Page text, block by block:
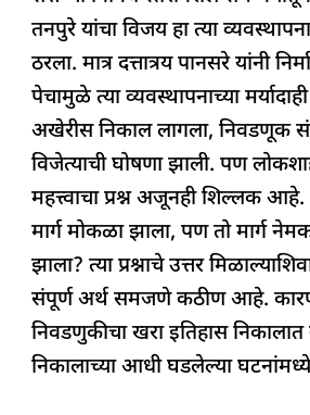
तनपुरे यांचा विजय हा त्या
ठरला. मात्र दत्तात्रय पानसरे यांनी
पेचामुळे त्या व्यवस्थापनाच्या
अखेरीस निकाल लागला, निवडणूक
विजेत्याची घोषणा झाली. पण
महत्त्वाचा प्रश्न अजूनही शिल्लक आहे.
मार्ग मोकळा झाला, पण तो मार्ग
झाला? त्या प्रश्नाचे उत्तर
संपूर्ण अर्थ समजणे कठीण आहे.
निवडणुकीचा खरा इतिहास
निकालाच्या आधी घडलेल्या